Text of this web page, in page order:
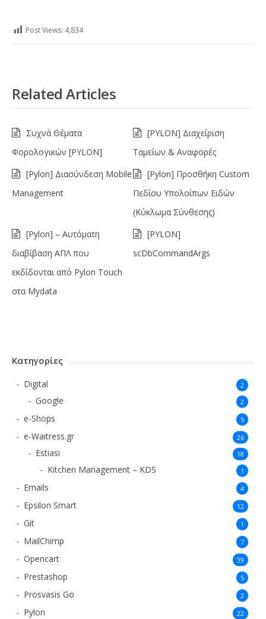
Post Views: 4,834
Related Articles
Συχνά Θέματα
Φορολογικών [PYLON]
[PYLON] Διαχείριση
Ταμείων & Αναφορές
[Pylon] Διασύνδεση Mobile
Management
[Pylon] Προσθήκη Custom
Πεδίου Υπολοίπων Ειδών
(Κύκλωμα Σύνθεσης)
[Pylon] – Αυτόματη
διαβίβαση ΑΠΛ που
εκδίδονται από Pylon Touch
στα Mydata
[PYLON]
scDbCommandArgs
Κατηγορίες
Digital 2
Google 2
e-Shops 5
e-Waitress.gr 26
Estiasi 18
Kitchen Management – KDS 1
Emails 4
Epsilon Smart 12
Git 1
MailChimp 7
Opencart 39
Prestashop 5
Prosvasis Go 2
Pylon 22